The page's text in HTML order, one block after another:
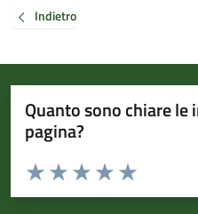
Indietro
Quanto sono chiare
pagina?
Valuta da 1 a 5 stelle la pagina
Valuta 5
Valuta 4 stelle
Valuta 3 stelle su 5
Valuta 2 stelle su 5
Valuta 1 stelle su 5